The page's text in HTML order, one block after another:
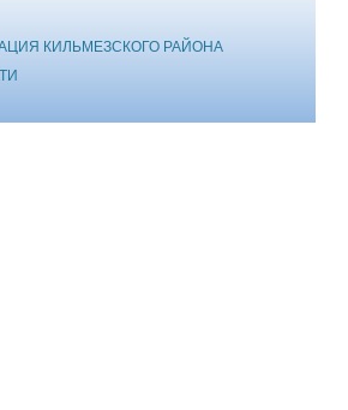
КИЛЬМЕЗСКОГО РАЙОНА